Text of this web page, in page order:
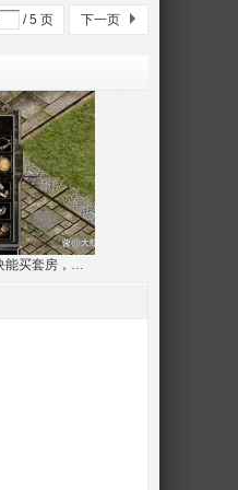
/ 5 页 下一页
传奇世界：当年十万块能买套房，他们却只买